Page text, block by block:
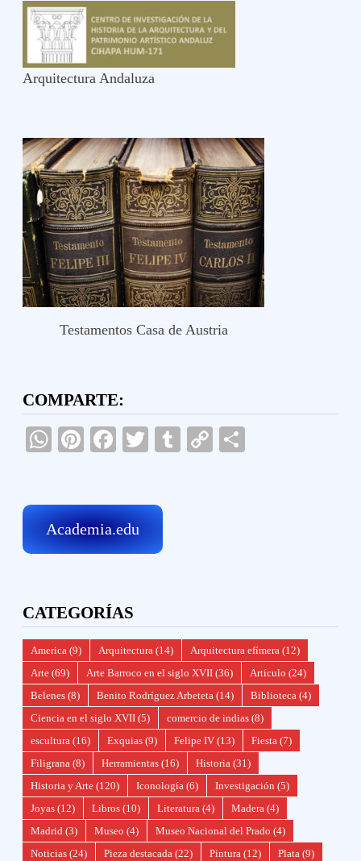
Arquitectura Andaluza
Testamentos Casa de Austria
COMPARTE:
WhatsApp
Pinterest
Facebook
TwitterTumblr
Copy
Academia.edu
CATEGORÍAS
America (9) Arquitectura (14) Arquitectura efímera (12)
Arte (69) Arte Barroco en el siglo XVII (36) Artículo (24)
Belenes (8) Benito Rodríguez Arbeteta (14) Biblioteca (4)
Ciencia en el siglo XVII (5) comercio de indias (8)
escultura (16) Exquias (9) Felipe IV (13) Fiesta (7)
Filigrana (8) Herramientas (16) Historia (31)
Historia y Arte (120) Iconología (6) Investigación (5)
Joyas (12) Libros (10) Literatura (4) Madera (4)
Madrid (3) Museo (4) Museo Nacional del Prado (4)
Noticias (24) Pieza destacada (22) Pintura (12) Plata (9)